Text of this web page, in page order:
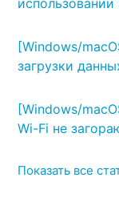
использовании
[Windows/
загрузки
[Windows/
Wi-Fi не
Показать все